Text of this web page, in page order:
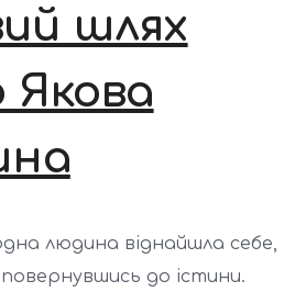
шлях
Якова
людина віднайшла себе,
до істини.